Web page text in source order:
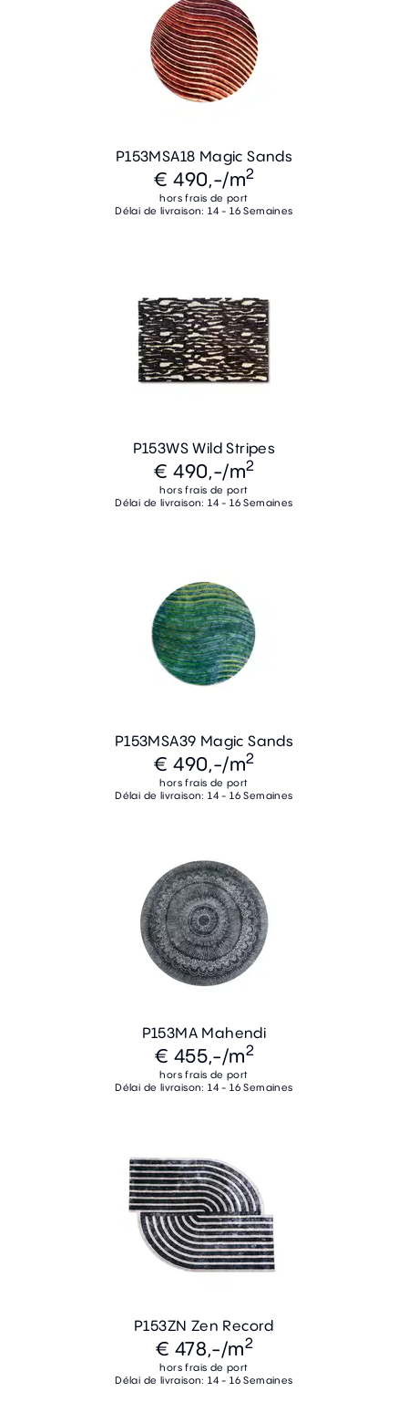
P153MSA18 Magic Sands
€ 490,-/m2
hors frais de port
Délai de livraison: 14 - 16 Semaines
P153WS Wild Stripes
€ 490,-/m2
hors frais de port
Délai de livraison: 14 - 16 Semaines
P153MSA39 Magic Sands
€ 490,-/m2
hors frais de port
Délai de livraison: 14 - 16 Semaines
P153MA Mahendi
€ 455,-/m2
hors frais de port
Délai de livraison: 14 - 16 Semaines
P153ZN Zen Record
€ 478,-/m2
hors frais de port
Délai de livraison: 14 - 16 Semaines